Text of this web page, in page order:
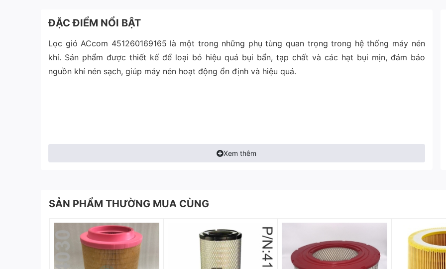
ĐẶC ĐIỂM NỔI BẬT
Lọc gió ACcom 451260169165 là một trong những phụ tùng quan trọng trong hệ thống máy nén
khí. Sản phẩm được thiết kế để loại bỏ hiệu quả bụi bẩn, tạp chất và các hạt bụi mịn, đảm bảo
nguồn khí nén sạch, giúp máy nén hoạt động ổn định và hiệu quả.
Xem thêm
SẢN PHẨM THƯỜNG MUA CÙNG